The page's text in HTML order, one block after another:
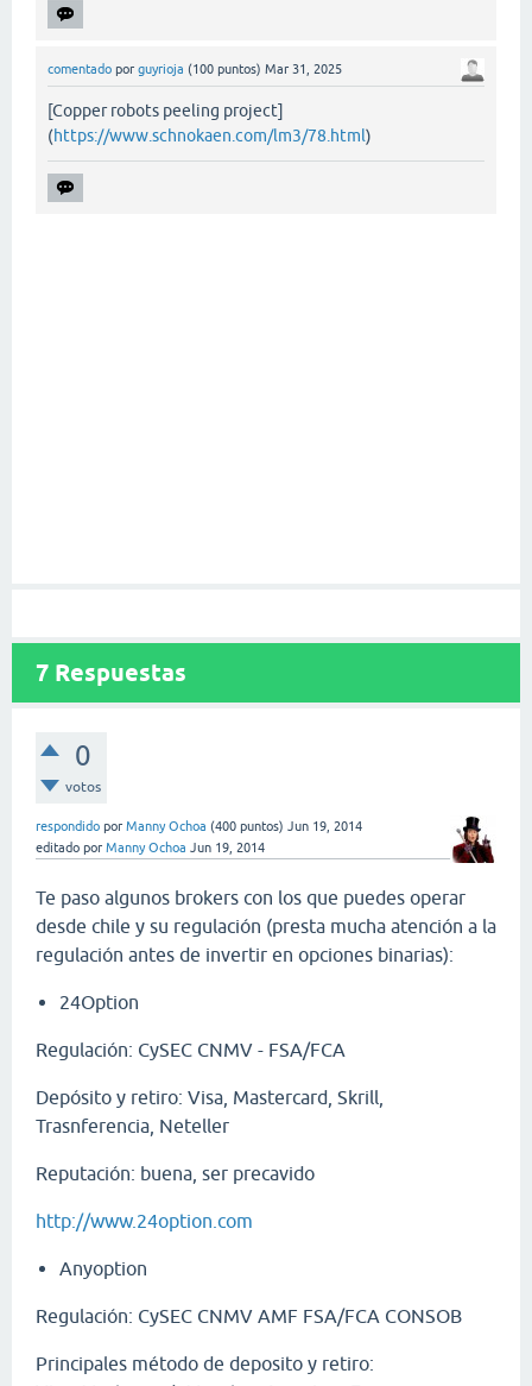
comentado por guyrioja (100 puntos) Mar 31, 2025
[Copper robots peeling project]
(https://www.schnokaen.com/lm3/78.html)
7 Respuestas
0
votos
respondido por Manny Ochoa (400 puntos) Jun 19, 2014
editado por Manny Ochoa Jun 19, 2014
Te paso algunos brokers con los que puedes operar
desde chile y su regulación (presta mucha atención a la
regulación antes de invertir en opciones binarias):
24Option
Regulación: CySEC CNMV - FSA/FCA
Depósito y retiro: Visa, Mastercard, Skrill,
Trasnferencia, Neteller
Reputación: buena, ser precavido
http://www.24option.com
Anyoption
Regulación: CySEC CNMV AMF FSA/FCA CONSOB
Principales método de deposito y retiro: